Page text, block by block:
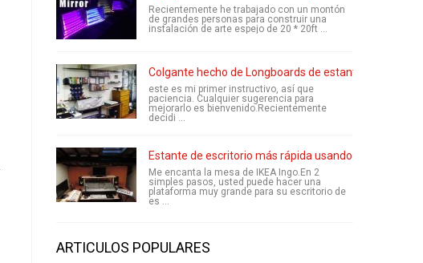
Recientemente he trabajado con un montón
de grandes personas para construir una
instalación de arte espejo de 20 * 20ft ...
Colgante hecho de Longboards de estantes
este es mi primer instructivo, así que
paciencia. Cualquier sugerencia para
mejorarlo es bienvenido.Recientemente
decidi ...
Estante de escritorio más rápida usando mesa IKEA
Me encanta la mesa de IKEA Ingo.En 2
simples pasos, usted puede hacer una
plataforma muy grande para su escritorio de
es ...
ARTICULOS POPULARES